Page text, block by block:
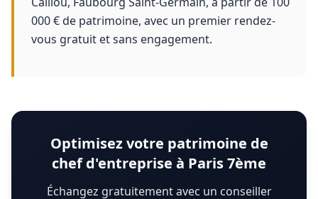
000 € de patrimoine, avec un premier rendez-
vous gratuit et sans engagement.
Optimisez votre patrimoine de
chef d'entreprise à Paris 7ème
Échangez gratuitement avec un conseiller